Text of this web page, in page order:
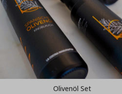
Olivenöl Set